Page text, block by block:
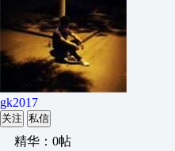
gk2017
关注 私信
精华：0帖